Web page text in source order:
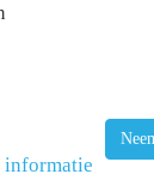
informatie